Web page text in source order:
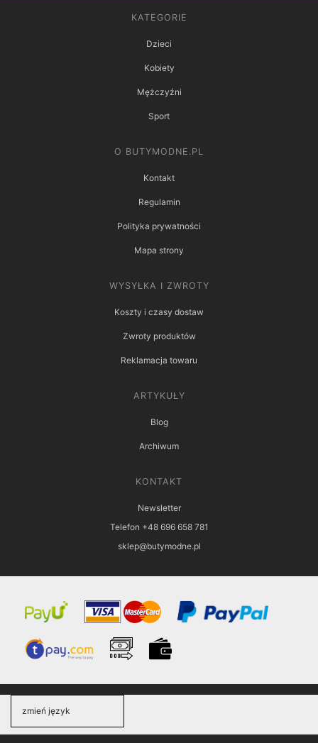
KATEGORIE
Dzieci
Kobiety
Mężczyźni
Sport
O BUTYMODNE.PL
Kontakt
Regulamin
Polityka prywatności
Mapa strony
WYSYŁKA I ZWROTY
Koszty i czasy dostaw
Zwroty produktów
Reklamacja towaru
ARTYKUŁY
Blog
Archiwum
KONTAKT
Newsletter
Telefon +48 696 658 781
sklep@butymodne.pl
zmień język